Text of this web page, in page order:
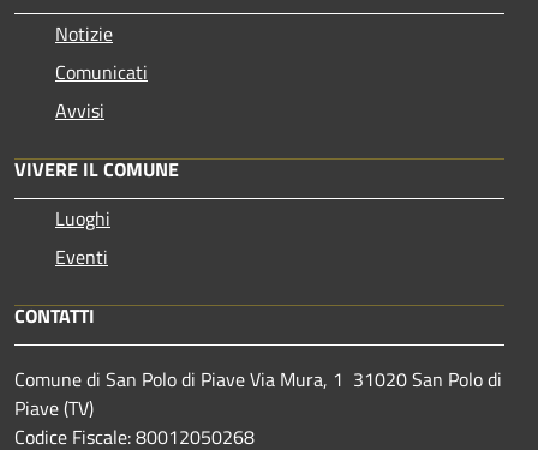
Notizie
Comunicati
Avvisi
VIVERE IL COMUNE
Luoghi
Eventi
CONTATTI
Comune di San Polo di Piave Via Mura, 1 31020 San Polo di
Piave (TV)
Codice Fiscale: 80012050268